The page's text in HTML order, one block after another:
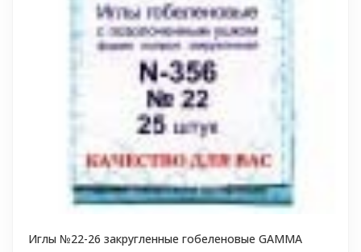
Иглы №22-26 закругленные гобеленовые GAMMA